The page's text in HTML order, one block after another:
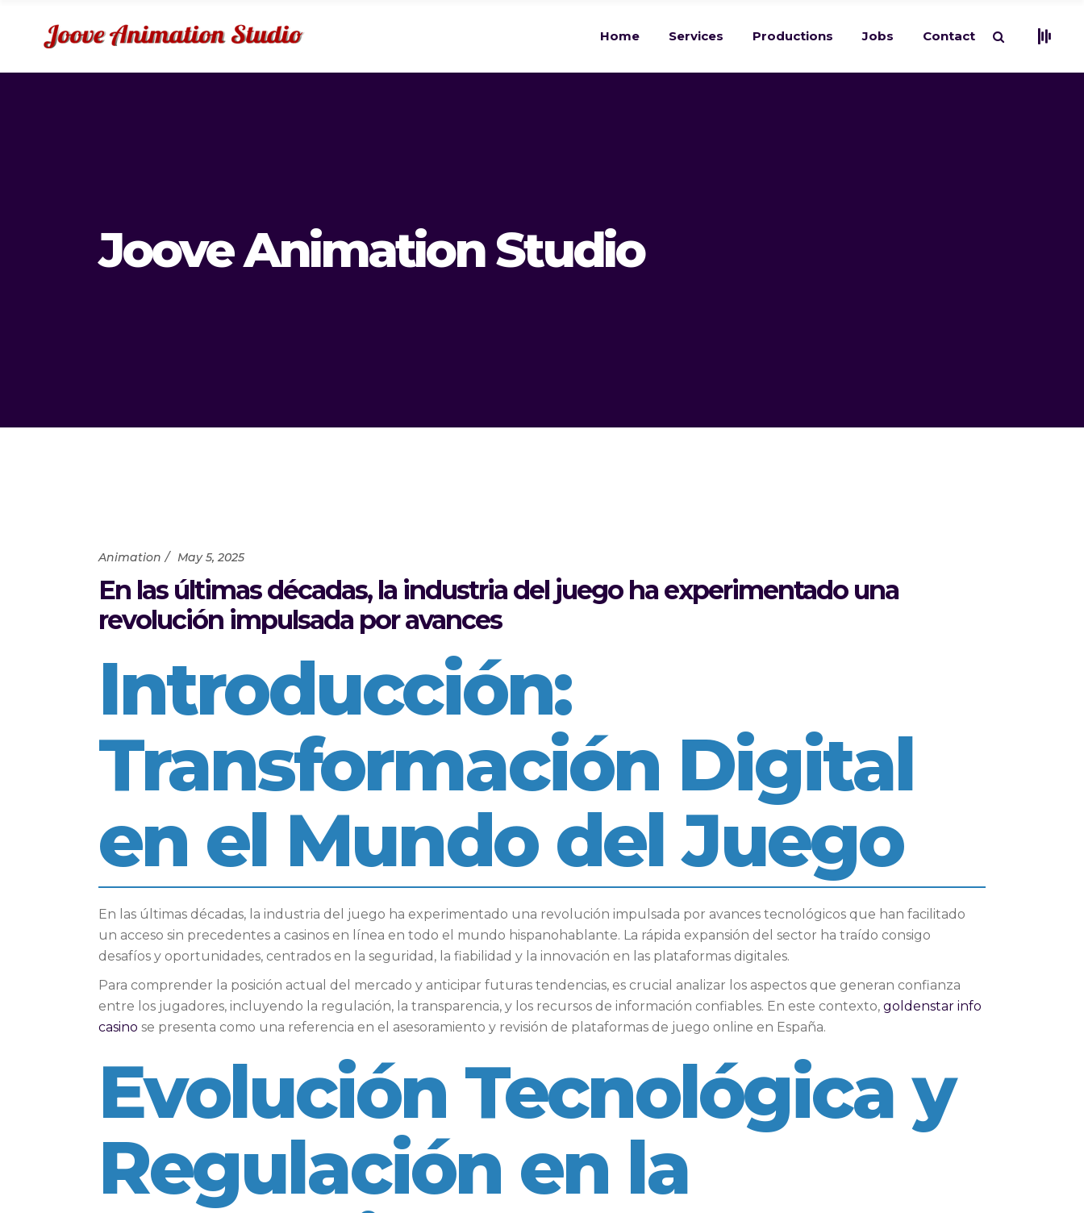
Home Services Productions Jobs Contact
Joove Animation Studio
Animation May 5, 2025
En las últimas décadas, la industria del juego ha experimentado una
revolución impulsada por avances
Introducción:
Transformación Digital
en el Mundo del Juego
En las últimas décadas, la industria del juego ha experimentado una revolución impulsada por avances tecnológicos que han facilitado
un acceso sin precedentes a casinos en línea en todo el mundo hispanohablante. La rápida expansión del sector ha traído consigo
desafíos y oportunidades, centrados en la seguridad, la fiabilidad y la innovación en las plataformas digitales.
Para comprender la posición actual del mercado y anticipar futuras tendencias, es crucial analizar los aspectos que generan confianza
entre los jugadores, incluyendo la regulación, la transparencia, y los recursos de información confiables. En este contexto, goldenstar info
casino se presenta como una referencia en el asesoramiento y revisión de plataformas de juego online en España.
Evolución Tecnológica y
Regulación en la